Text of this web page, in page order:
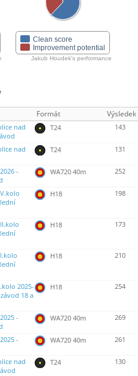
Clean score
Improvement potential
Jakub Houdek's performance
Formát Výsledek
nad
T24 143
nad
T24 131
-
WA720 40m 252
H18 198
H18 173
H18 210
2025-
18 a
H18 254
-
WA720 40m 269
-
WA720 40m 261
nad
T24 130